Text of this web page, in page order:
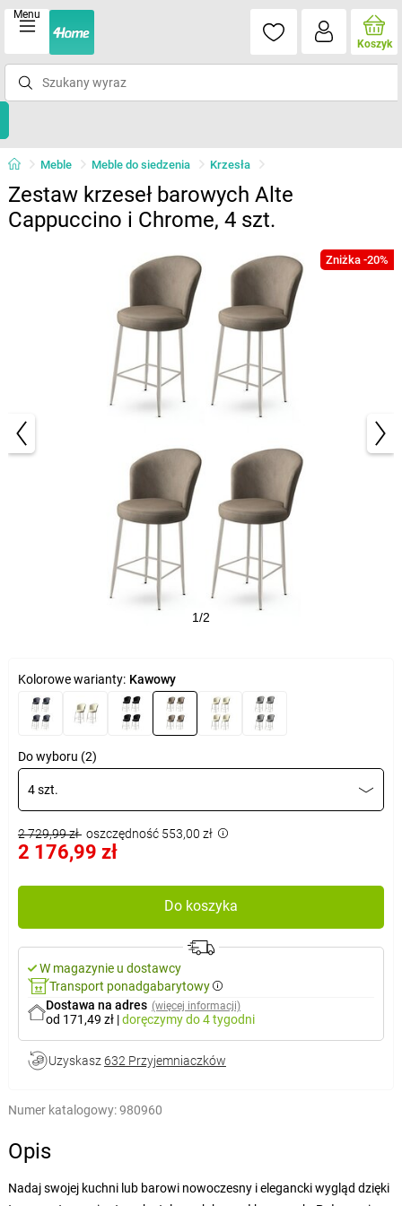
Menu
Koszyk
Meble Meble do siedzenia Krzesła
Zestaw krzeseł barowych Alte
Cappuccino i Chrome, 4 szt.
Zniżka -20%
1/2
Kolorowe warianty: Kawowy
Do wyboru (2)
4 szt.
2 729,99 zł oszczędność 553,00 zł
2 176,99 zł
Do koszyka
W magazynie u dostawcy
Transport ponadgabarytowy
Dostawa na adres (więcej informacji)
od 171,49 zł |doręczymydo 4 tygodni
Uzyskasz 632 Przyjemniaczków
Numer katalogowy:980960
Opis
Nadaj swojej kuchni lub barowi nowoczesny i elegancki wygląd dzięki